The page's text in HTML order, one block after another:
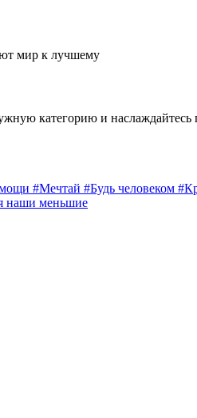
мир к лучшему
категорию и наслаждайтесь
#Мечтай #Будь человеком
наши меньшие